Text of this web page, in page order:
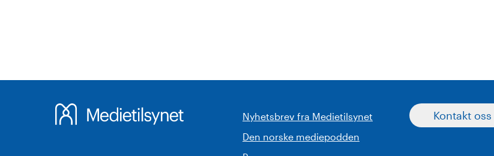
Nyhetsbrev fra Medietilsynet
Den norske mediepodden
Kontakt oss